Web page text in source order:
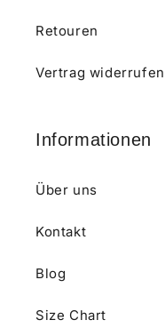
Retouren
Vertrag widerrufen
Informationen
Über uns
Kontakt
Blog
Size Chart